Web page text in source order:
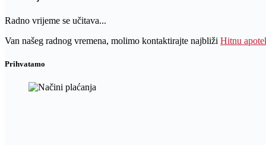
Radno vrijeme se učitava...
Van našeg radnog vremena, molimo kontaktirajte najbliži Hitnu
Prihvatamo